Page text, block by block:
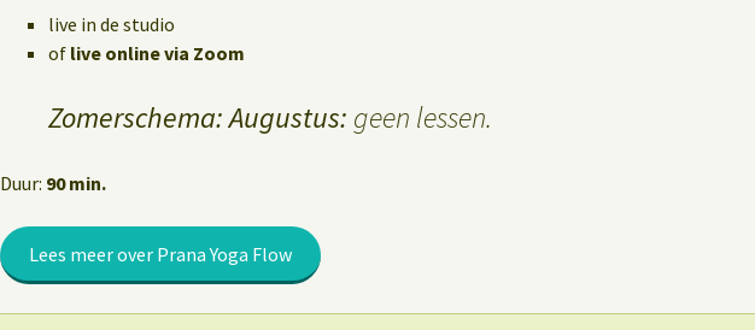
live in de studio
of live online via Zoom
Zomerschema: Augustus: geen lessen.
Duur: 90 min.
Lees meer over Prana Yoga Flow